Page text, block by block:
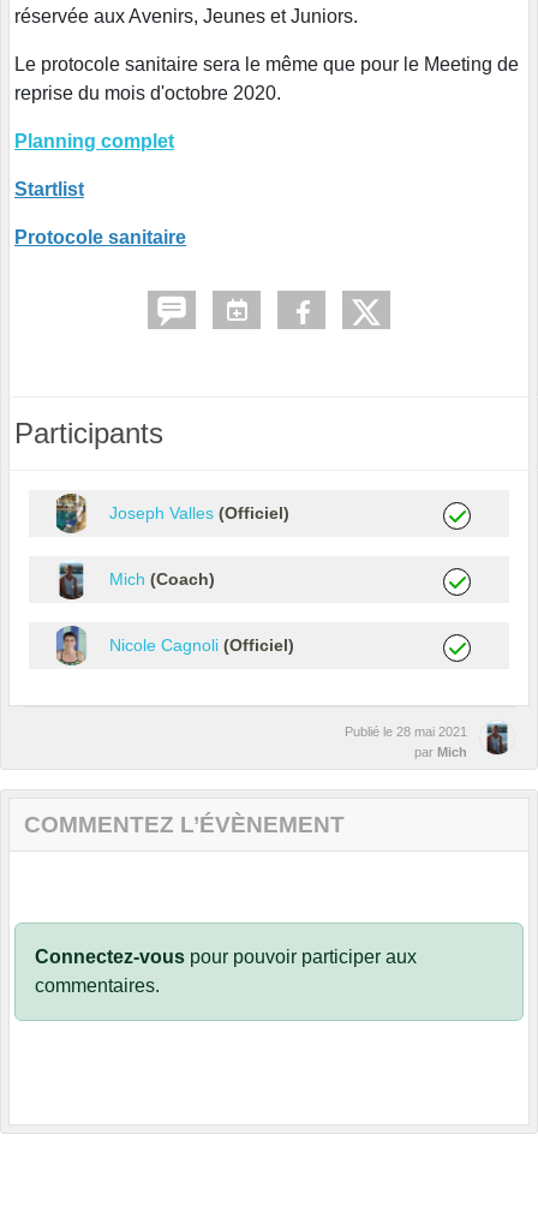
réservée aux Avenirs, Jeunes et Juniors.
Le protocole sanitaire sera le même que pour le Meeting de
reprise du mois d'octobre 2020.
Planning complet
Startlist
Protocole sanitaire
Participants
Joseph Valles (Officiel)
Mich (Coach)
Nicole Cagnoli (Officiel)
Publié le 28 mai 2021
par Mich
COMMENTEZ L’ÉVÈNEMENT
Connectez-vous pour pouvoir participer aux
commentaires.